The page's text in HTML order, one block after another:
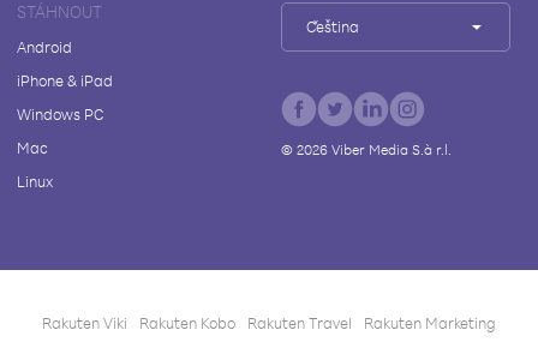
STÁHNOUT
Android
iPhone & iPad
Windows PC
Mac
Linux
Čeština
© 2026Viber Media S.à r.l.
Rakuten Viki Rakuten Kobo Rakuten Travel Rakuten Marketing